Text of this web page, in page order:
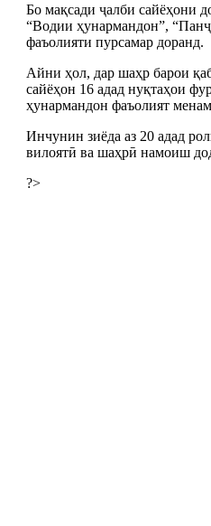
Бо мақсади ҷалби сайёҳони
“Водии ҳунармандон”,
фаъолияти пурсамар доранд.
Айни ҳол, дар шаҳр барои
сайёҳон 16 адад нуқтаҳои
ҳунармандон фаъолият
Инчунин зиёда аз 20 адад
вилоятӣ ва шаҳрӣ намоиш
?>